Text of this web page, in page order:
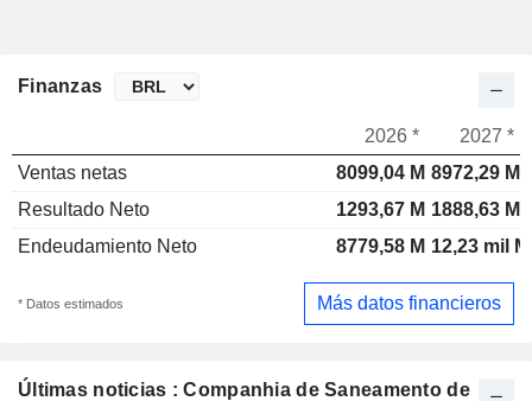
Últimas noticias : Companhia de Saneamento de
Finanzas
2026 *
2027 *
Ventas netas
8099,04 M 8972,29 M
Resultado Neto
1293,67 M 1888,63 M
Endeudamiento Neto
8779,58 M 12,23 mil M
* Datos estimados Más datos financieros